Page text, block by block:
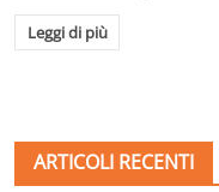
Leggi di più
ARTICOLI RECENTI